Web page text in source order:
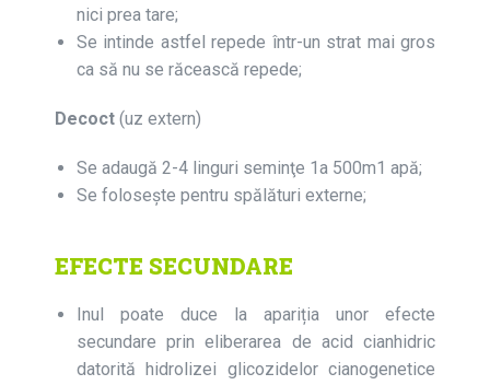
nici prea tare;
Se intinde astfel repede într-un strat mai gros
ca să nu se răcească repede;
Decoct (uz extern)
Se adaugă 2-4 linguri seminţe 1a 500m1 apă;
Se folosește pentru spălături externe;
EFECTE SECUNDARE
Inul poate duce la apariția unor efecte
secundare prin eliberarea de acid cianhidric
datorită hidrolizei glicozidelor cianogenetice